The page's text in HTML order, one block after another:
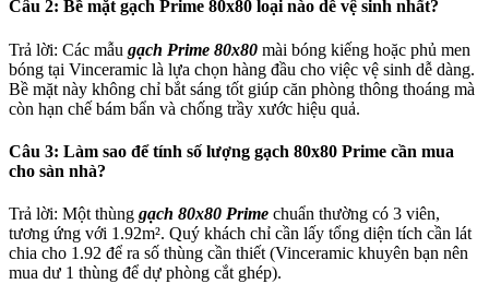
Câu 2: Bề mặt gạch Prime 80x80 loại nào dễ vệ sinh nhất?
Trả lời: Các mẫu gạch Prime 80x80 mài bóng kiếng hoặc phủ men
bóng tại Vinceramic là lựa chọn hàng đầu cho việc vệ sinh dễ dàng.
Bề mặt này không chỉ bắt sáng tốt giúp căn phòng thông thoáng mà
còn hạn chế bám bẩn và chống trầy xước hiệu quả.
Câu 3: Làm sao để tính số lượng gạch 80x80 Prime cần mua
cho sàn nhà?
Trả lời: Một thùng gạch 80x80 Prime chuẩn thường có 3 viên,
tương ứng với 1.92m². Quý khách chỉ cần lấy tổng diện tích cần lát
chia cho 1.92 để ra số thùng cần thiết (Vinceramic khuyên bạn nên
mua dư 1 thùng để dự phòng cắt ghép).